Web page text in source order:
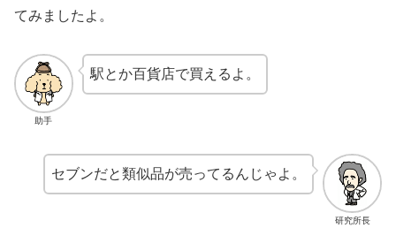
てみましたよ。
助手
駅とか百貨店で買えるよ。
研究所長
セブンだと類似品が売ってるんじゃよ。